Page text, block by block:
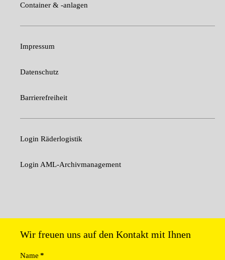
Container & -anlagen
Impressum
Datenschutz
Barrierefreiheit
Login Räderlogistik
Login AML-Archivmanagement
Wir freuen uns auf den Kontakt mit Ihnen
Name *